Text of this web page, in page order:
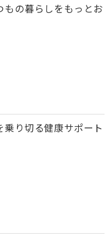
もの暮らしをもっとお
乗り切る健康サポート